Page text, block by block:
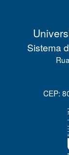
Sistema
CEP: